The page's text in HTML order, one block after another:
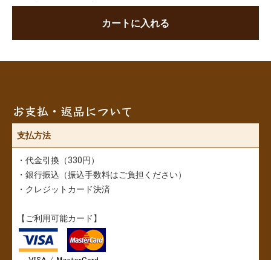
カートに入れる
お支払・返品について
支払方法
・代金引換（330円）
・銀行振込（振込手数料はご負担ください）
・クレジットカード決済
【ご利用可能カード】